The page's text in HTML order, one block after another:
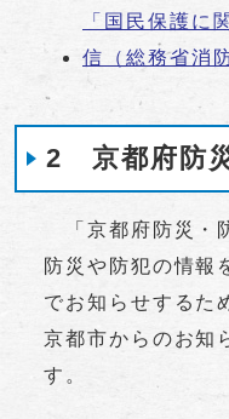
「国民保護に
信（総務省消
2 京都府防
「京都府防災・
防災や防犯の情報
でお知らせするた
京都市からのお知
す。